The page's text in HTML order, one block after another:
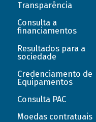
Transparência
Consulta a
financiamentos
Resultados para a
sociedade
Credenciamento de
Equipamentos
Consulta PAC
Moedas contratuais